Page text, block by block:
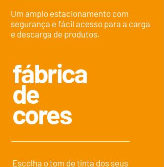
Um amplo estacionamento com
segurança e fácil acesso para a carga
e descarga de produtos.
fábrica
de
cores
Escolha o tom de tinta dos seus